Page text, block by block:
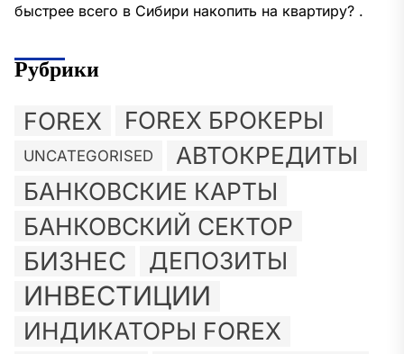
быстрее всего в Сибири накопить на квартиру? .
Рубрики
FOREX FOREX БРОКЕРЫ
UNCATEGORISED АВТОКРЕДИТЫ
БАНКОВСКИЕ КАРТЫ
БАНКОВСКИЙ СЕКТОР
БИЗНЕС ДЕПОЗИТЫ
ИНВЕСТИЦИИ
ИНДИКАТОРЫ FOREX